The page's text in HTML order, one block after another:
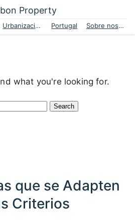
Property
Urbanizaciones Portugal Sobre nosotros
what you're looking for.
que se Adapten
Criterios